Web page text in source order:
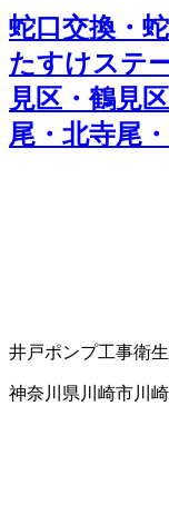
蛇口交換・
たすけステ
見区・鶴見
尾・北寺尾
井戸ポンプ工事衛
神奈川県川崎市川